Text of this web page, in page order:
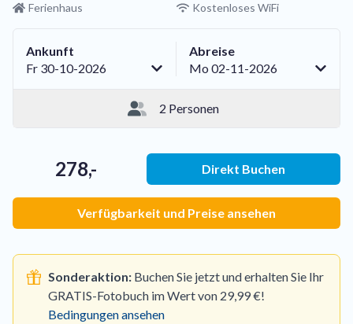
Ferienhaus Kostenloses WiFi
Ankunft
Fr 30-10-2026
Abreise
Mo 02-11-2026
2 Personen
278,- Direkt Buchen
Verfügbarkeit und Preise ansehen
Sonderaktion: Buchen Sie jetzt und erhalten Sie Ihr
GRATIS-Fotobuch im Wert von 29,99 €!
Bedingungen ansehen